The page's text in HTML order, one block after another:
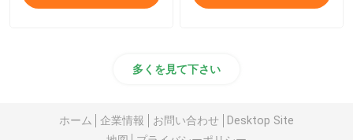
多くを見て下さい
ホーム 企業情報 お問い合わせ
Desktop Site